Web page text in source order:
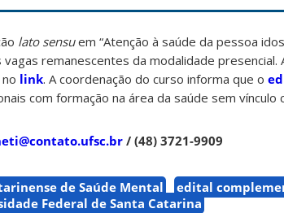
lato sensuem “Atenção à saúde da pessoa
remanescentes da modalidade
link. A coordenação do curso informa que o
com formação na área da saúde sem vínculo
/ (48) 3721-9909
de Saúde Mental edital
Federal de Santa Catarina